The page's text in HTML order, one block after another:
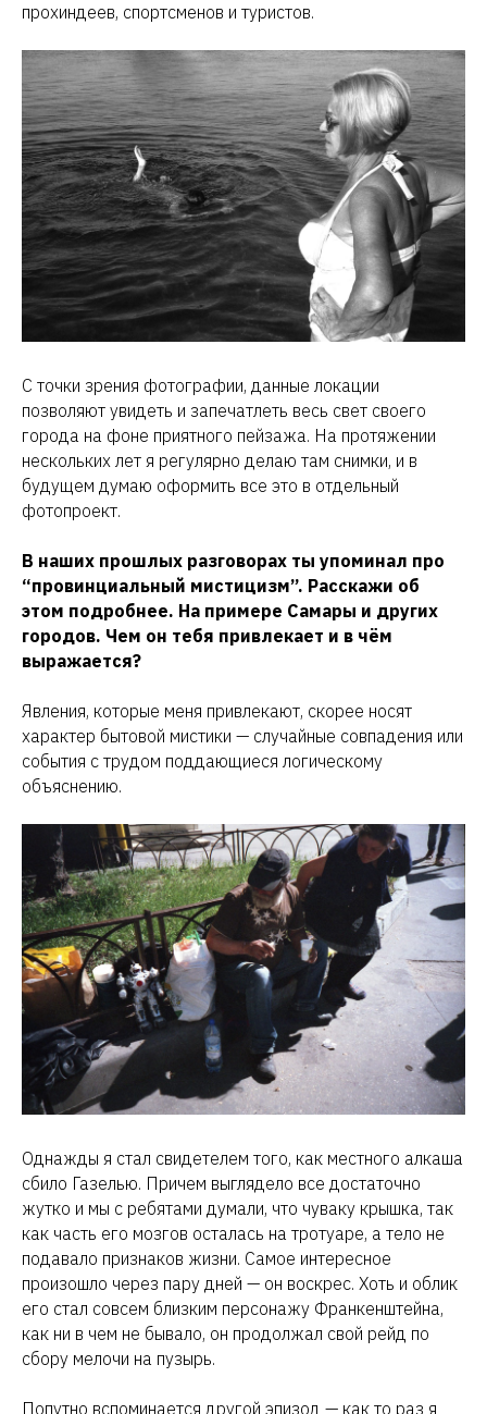
прохиндеев, спортсменов и туристов.
С точки зрения фотографии, данные локации
позволяют увидеть и запечатлеть весь свет своего
города на фоне приятного пейзажа. На протяжении
нескольких лет я регулярно делаю там снимки, и в
будущем думаю оформить все это в отдельный
фотопроект.
В наших прошлых разговорах ты упоминал про
“провинциальный мистицизм”. Расскажи об
этом подробнее. На примере Самары и других
городов. Чем он тебя привлекает и в чём
выражается?
Явления, которые меня привлекают, скорее носят
характер бытовой мистики — случайные совпадения или
события с трудом поддающиеся логическому
объяснению.
Однажды я стал свидетелем того, как местного алкаша
сбило Газелью. Причем выглядело все достаточно
жутко и мы с ребятами думали, что чуваку крышка, так
как часть его мозгов осталась на тротуаре, а тело не
подавало признаков жизни. Самое интересное
произошло через пару дней — он воскрес. Хоть и облик
его стал совсем близким персонажу Франкенштейна,
как ни в чем не бывало, он продолжал свой рейд по
сбору мелочи на пузырь.
Попутно вспоминается другой эпизод — как то раз я